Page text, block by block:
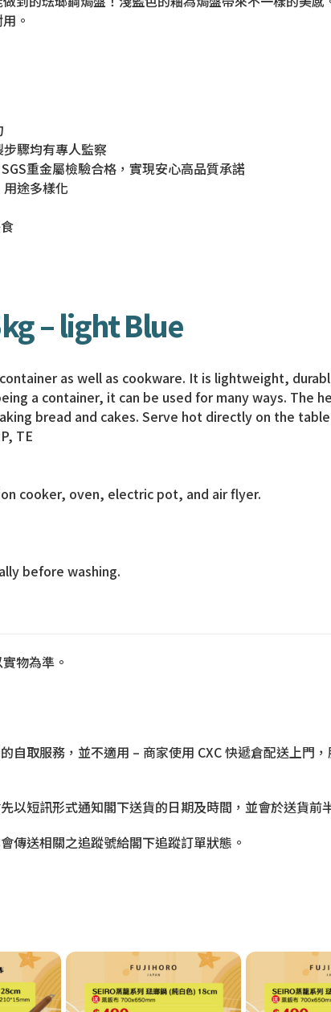
。
驟均有專人監察
重金屬檢驗合格，實現安心高品質承諾
途多樣化
– light Blue
as well as cookware. It is lightweight,
a container, it can be used for many ways. The
bread and cakes. Serve hot directly on the
TE
cooker, oven, electric pot, and air flyer.
before washing.
物為準。
自取服務，並不適用 – 商家使用 CXC 快遞倉配送上門
以短訊形式通知閣下送貨的日期及時間，並會於送貨前
傳送相關之追蹤號給閣下追蹤訂單狀態。